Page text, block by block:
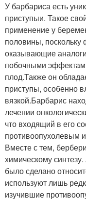
У барбариса есть
приступыи. Такое
применение у
половины,
оказывающие
побочными
плод.Также он
приступы, особенно
вязкой.Барбарис
лечении
что входящий в его
противоопухолевым
Вместе с тем,
химическому
было сделано
используют лишь
изучившие